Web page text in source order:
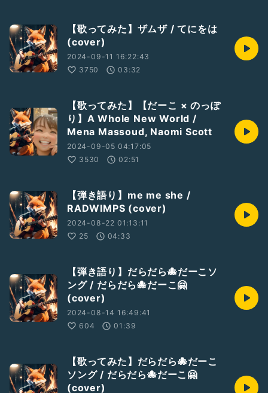
【歌ってみた】ザムザ / てにをは
(cover)
2024-09-11 16:22:43
3750
03:32
【歌ってみた】【だーこ × のっぽ
り】A Whole New World /
Mena Massoud, Naomi Scott
2024-09-05 04:17:05
3530
02:51
【弾き語り】me me she /
RADWIMPS (cover)
2024-08-22 01:13:11
25
04:33
【弾き語り】だらだら🐙だーこソ
ング / だらだら🐙だーこ🤗
(cover)
2024-08-14 16:49:41
604
01:39
【歌ってみた】だらだら🐙だーこ
ソング / だらだら🐙だーこ🤗
(cover)